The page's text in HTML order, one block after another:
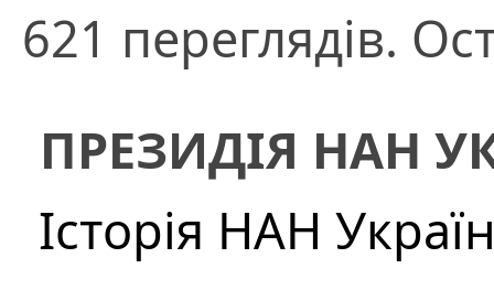
621 переглядів.
ПРЕЗИДІЯ НАН
Історія НАН